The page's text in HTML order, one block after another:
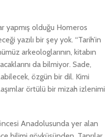
yapmış olduğu Homeros
yazılı bir şey yok. “Tarih’in
arkeologlarının, kitabın
da bilmiyor. Sade,
özgün bir dil. Kimi
örtülü bir mizah izlenimi
Anadolusunda yer alan